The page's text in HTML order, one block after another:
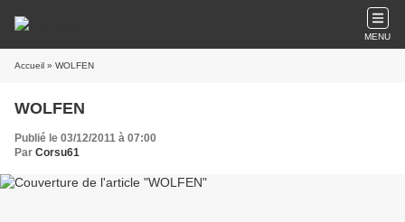
MENU
Accueil » WOLFEN
WOLFEN
Publié le 03/12/2011 à 07:00
Par Corsu61